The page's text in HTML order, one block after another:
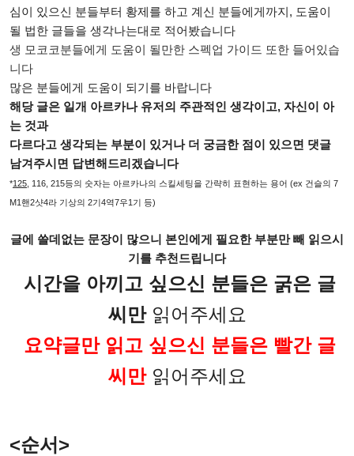
심이 있으신 분들부터 황제를 하고 계신 분들에게까지, 도움이
될 법한 글들을 생각나는대로 적어봤습니다
생 모코코분들에게 도움이 될만한 스펙업 가이드 또한 들어있습
니다
많은 분들에게 도움이 되기를 바랍니다
해당 글은 일개 아르카나 유저의 주관적인 생각이고, 자신이 아
는 것과
다르다고 생각되는 부분이 있거나 더 궁금한 점이 있으면 댓글
남겨주시면 답변해드리겠습니다
*125 , 116, 215등의 숫자는 아르카나의 스킬세팅을 간략히 표현하는 용어 (ex 건슬의 7
M1핸2샷4라 기상의 2기4역7우1기 등)
글에 쓸데없는 문장이 많으니 본인에게 필요한 부분만 빼 읽으시
기를 추천드립니다
시간을 아끼고 싶으신 분들은 굵은 글
씨만읽어주세요
요약글만 읽고 싶으신 분들은 빨간 글
씨만읽어주세요
<순서>